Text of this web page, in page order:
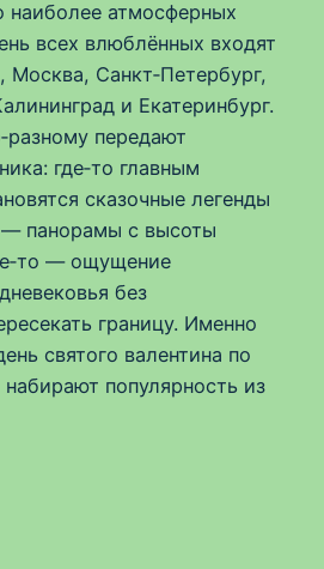
наиболее атмосферных
всех влюблённых входят
Санкт‑Петербург,
и Екатеринбург.
передают
где‑то главным
сказочные легенды
— панорамы с высоты
— ощущение
без
границу. Именно
святого валентина по
популярность из